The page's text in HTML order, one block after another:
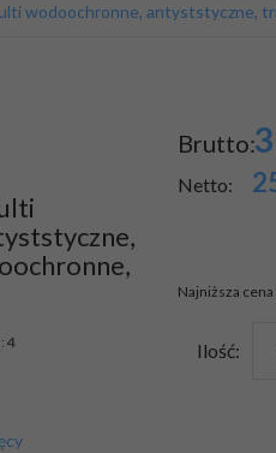
wodoochronne, antyststyczne,
4
Brutto:
Netto:
Najniższa
Ilość: